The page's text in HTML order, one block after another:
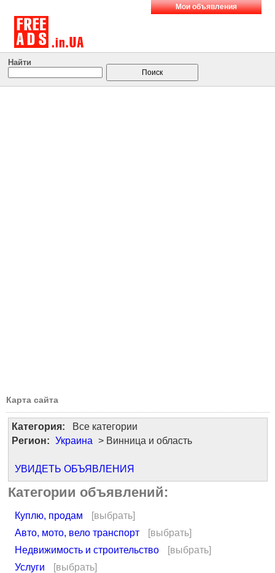
Мои объявления
Найти
Карта сайта
Категория: Все категории
Регион: Украина > Винница и область
УВИДЕТЬ ОБЪЯВЛЕНИЯ
Категории объявлений:
Куплю, продам
[выбрать]
Авто, мото, вело транспорт
[выбрать]
Недвижимость и строительство
[выбрать]
Услуги
[выбрать]